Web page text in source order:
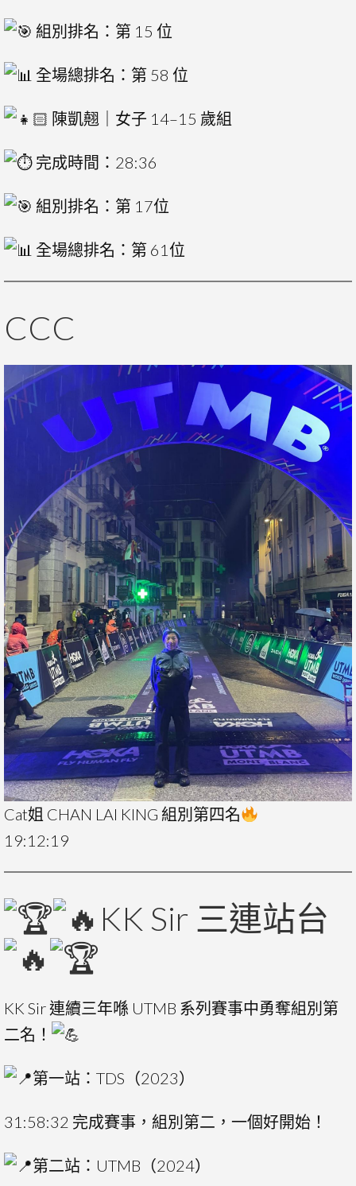
組別排名：第 15 位
全場總排名：第 58 位
陳凱翹｜女子 14–15 歲組
完成時間：28:36
組別排名：第 17位
全場總排名：第 61位
CCC
Cat姐 CHAN LAI KING 組別第四名
19:12:19
KK Sir 三連站台
KK Sir 連續三年喺 UTMB 系列賽事中勇奪組別第
二名！
第一站：TDS（2023）
31:58:32 完成賽事，組別第二，一個好開始！
第二站：UTMB（2024）